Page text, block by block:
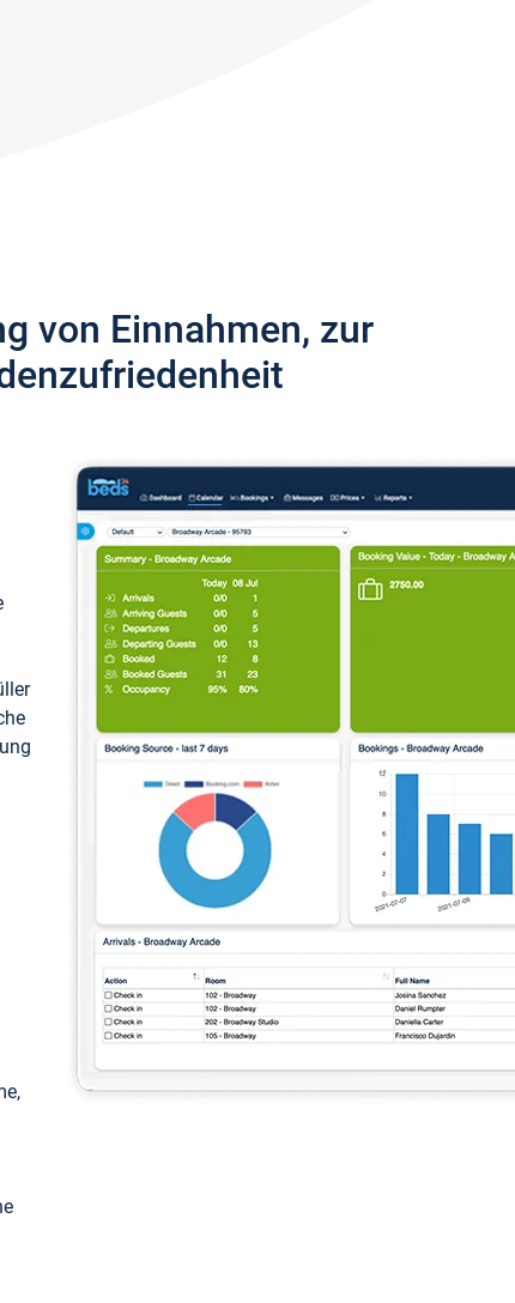
von Einnahmen, zur